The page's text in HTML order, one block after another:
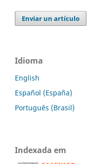
Enviar un artículo
Idioma
English
Español (España)
Português (Brasil)
Indexada em